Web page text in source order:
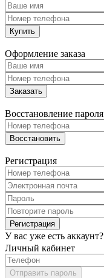
Купить
Оформление заказа
Заказать
Восстановление пароля
Восстановить
Регистрация
Регистрация
У вас уже есть аккаунт?
Личный кабинет
Отправить пароль